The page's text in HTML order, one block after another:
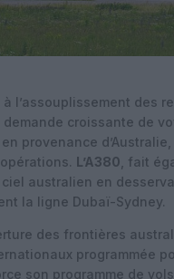
à l’assouplissement des
croissante de
provenance d’Australie,
L’A380 , fait
australien en
la ligne Dubaï-Sydney.
des frontières
programmée
son programme de